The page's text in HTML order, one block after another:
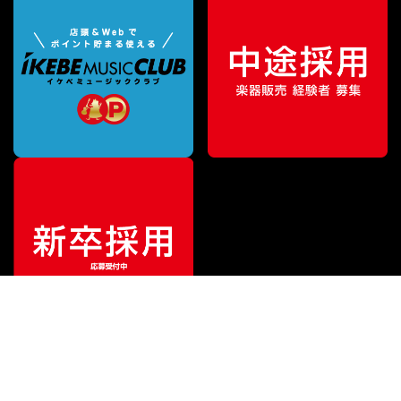
販売価格¥154,880 （税込）